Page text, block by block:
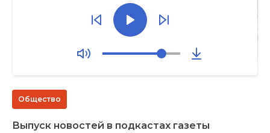
Общество
Выпуск новостей в подкастах газеты